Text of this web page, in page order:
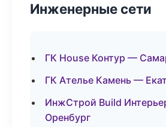
Инженерные сети
ГК House Контур —
ГК Ателье Камень —
ИнжСтрой Build
Оренбург